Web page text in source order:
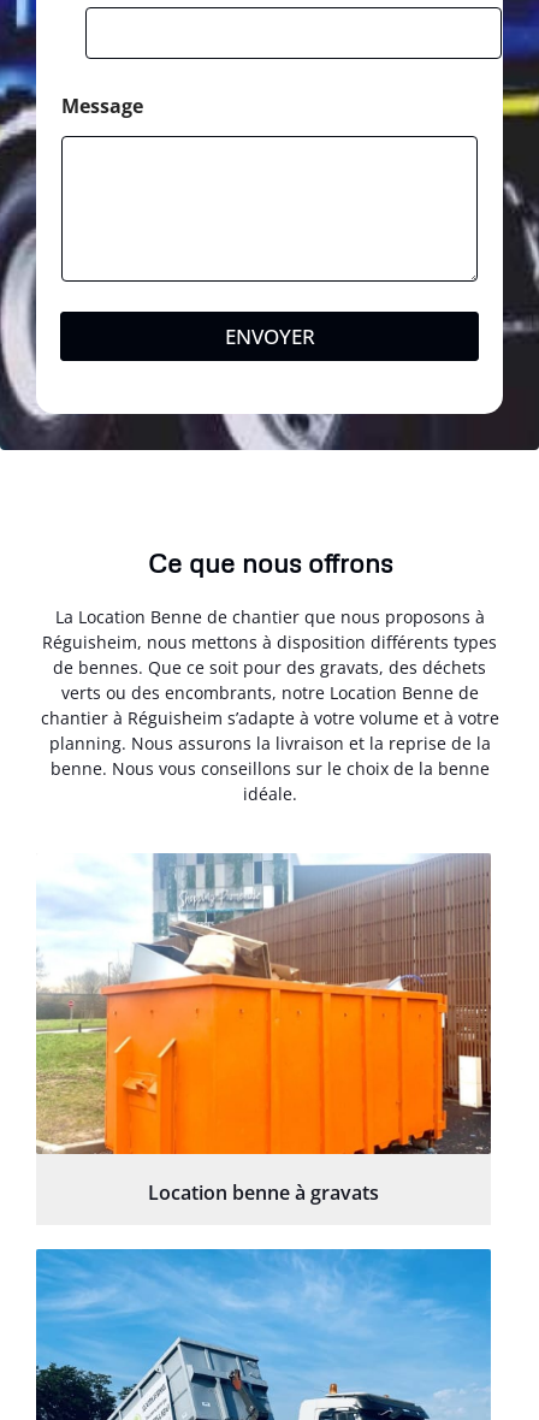
Message
ENVOYER
Ce que nous offrons
La Location Benne de chantier que nous proposons à
Réguisheim, nous mettons à disposition différents types
de bennes. Que ce soit pour des gravats, des déchets
verts ou des encombrants, notre Location Benne de
chantier à Réguisheim s’adapte à votre volume et à votre
planning. Nous assurons la livraison et la reprise de la
benne. Nous vous conseillons sur le choix de la benne
idéale.
Location benne à gravats